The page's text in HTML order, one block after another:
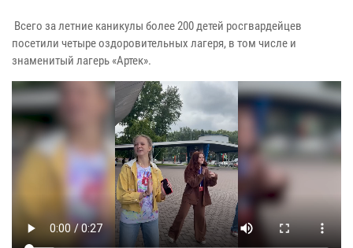
Всего за летние каникулы более 200 детей росгвардейцев
посетили четыре оздоровительных лагеря, в том числе и
знаменитый лагерь «Артек».